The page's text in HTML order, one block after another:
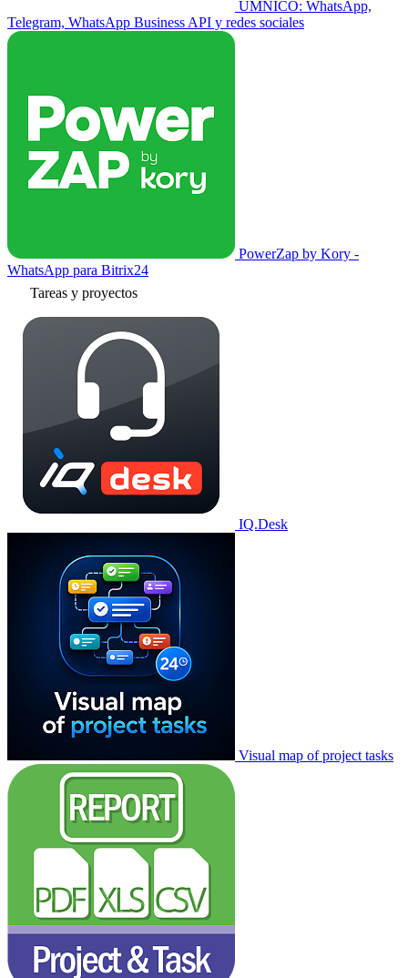
UMNICO: WhatsApp,
Telegram, WhatsApp Business API y redes sociales
PowerZap by Kory -
WhatsApp para Bitrix24
Tareas y proyectos
IQ.Desk
Visual map of project tasks